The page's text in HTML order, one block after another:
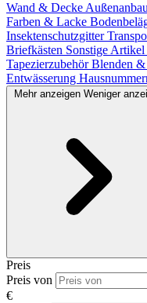
Wand & Decke Außenanbau
Farben & Lacke
Insektenschutzgitter
Briefkästen Sonstige
TapezierzubehörBlenden
Entwässerung
Mehr anzeigen Weniger
Preis
Preis von
€